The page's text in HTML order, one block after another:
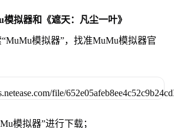
拟器和《遮天：凡尘一叶》
模拟器”，找准MuMu模拟器官
模拟器”进行下载；